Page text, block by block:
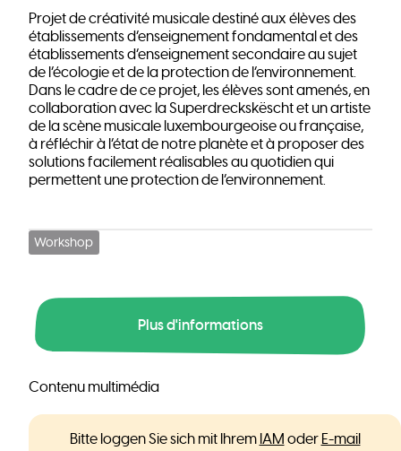
Projet de créativité musicale destiné aux élèves des
établissements d’enseignement fondamental et des
établissements d’enseignement secondaire au sujet
de l’écologie et de la protection de l’environnement.
Dans le cadre de ce projet, les élèves sont amenés, en
collaboration avec la Superdreckskëscht et un artiste
de la scène musicale luxembourgeoise ou française,
à réfléchir à l’état de notre planète et à proposer des
solutions facilement réalisables au quotidien qui
permettent une protection de l’environnement.
Workshop
Plus d'informations
Contenu multimédia
Bitte loggen Sie sich mit Ihrem IAM oder E-mail